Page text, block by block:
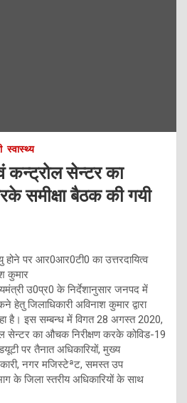
स्वास्थ्य
कन्ट्रोल सेन्टर का
समीक्षा बैठक की गयी
होने पर आर0आर0टी0 का उत्तरदायित्व
कुमार
उ0प्र0 के निर्देशानुसार जनपद में
जिलाधिकारी अविनाश कुमार द्वारा
है। इस सम्बन्ध में विगत 28 अगस्त 2020,
सेन्टर का औचक निरीक्षण करके कोविड-19
पर तैनात अधिकारियों, मुख्य
नगर मजिस्टेªट, समस्त उप
के जिला स्तरीय अधिकारियों के साथ